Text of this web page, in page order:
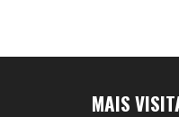
MAIS